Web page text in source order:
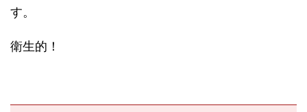
す。
衛生的！